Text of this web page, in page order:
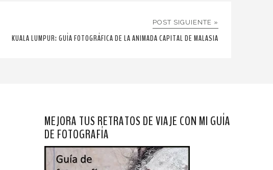
POST SIGUIENTE »
KUALA LUMPUR: GUÍA FOTOGRÁFICA DE LA ANIMADA CAPITAL DE MALASIA
MEJORA TUS RETRATOS DE VIAJE CON MI GUÍA
DE FOTOGRAFÍA